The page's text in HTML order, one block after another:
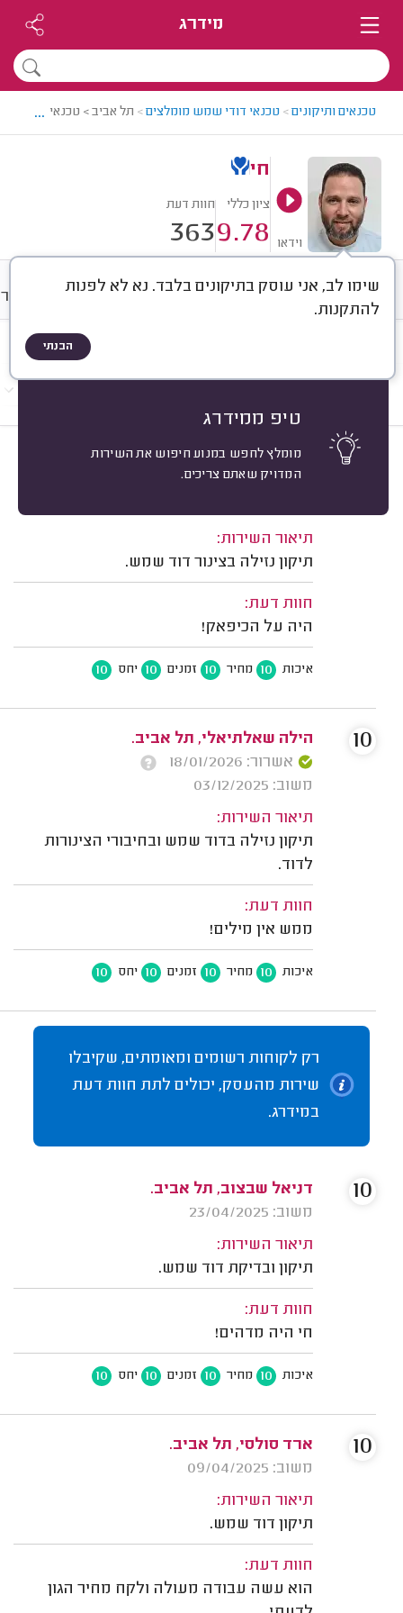
מידרג
טכנאים ותיקונים> טכנאי דודי שמש מומלצים> תל אביב > טכנאי דודי
...
וידאו
חי
ציון כללי
9.78
חוות דעת
363
שימו לב, אני עוסק בתיקונים בלבד. נא לא לפנות
להתקנות.
הבנתי
טיפ ממידרג
מומלץ לחפש במנוע חיפוש את השירות
המדויק שאתם צריכים.
חוות דעת מחירים ממוצע
דן פ. תל אביב.
אשרור: 27/02/2026
תיאור השירות:
תיקון נזילה בצינור דוד שמש.
חוות דעת:
היה על הכיפאק!
איכות 10 מחיר 10 זמנים 10 יחס 10
10
הילה שאלתיאלי, תל אביב.
אשרור: 18/01/2026
משוב: 03/12/2025
תיאור השירות:
תיקון נזילה בדוד שמש ובחיבורי הצינורות
לדוד.
חוות דעת:
ממש אין מילים!
איכות 10 מחיר 10 זמנים 10 יחס 10
10
רק לקוחות רשומים ומאומתים, שקיבלו
שירות מהעסק, יכולים לתת חוות דעת
במידרג.
דניאל שבצוב, תל אביב.
משוב: 23/04/2025
תיאור השירות:
תיקון ובדיקת דוד שמש.
חוות דעת:
חי היה מדהים!
איכות 10 מחיר 10 זמנים 10 יחס 10
10
ארד סולסי, תל אביב.
משוב: 09/04/2025
תיאור השירות:
תיקון דוד שמש.
חוות דעת:
הוא עשה עבודה מעולה ולקח מחיר הגון
10